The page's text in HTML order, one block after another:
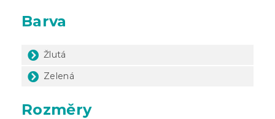
Barva
Žlutá
Zelená
Rozměry